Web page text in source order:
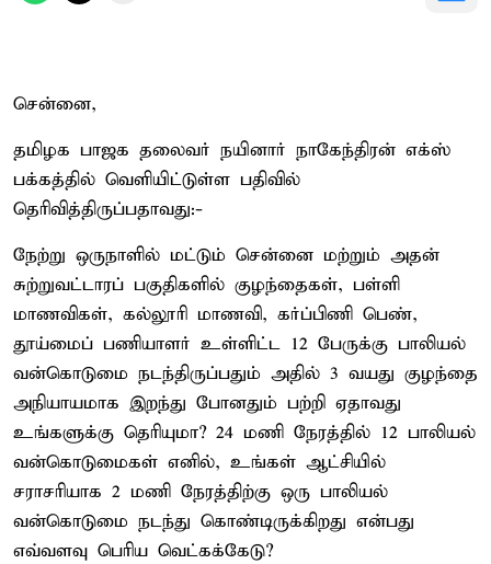
சென்னை,
தமிழக பாஜக தலைவர் நயினார் நாகேந்திரன் எக்ஸ்
பக்கத்தில் வெளியிட்டுள்ள பதிவில்
தெரிவித்திருப்பதாவது:-
நேற்று ஒருநாளில் மட்டும் சென்னை மற்றும் அதன்
சுற்றுவட்டாரப் பகுதிகளில் குழந்தைகள், பள்ளி
மாணவிகள், கல்லூரி மாணவி, கர்ப்பிணி பெண்,
தூய்மைப் பணியாளர் உள்ளிட்ட 12 பேருக்கு பாலியல்
வன்கொடுமை நடந்திருப்பதும் அதில் 3 வயது குழந்தை
அநியாயமாக இறந்து போனதும் பற்றி ஏதாவது
உங்களுக்கு தெரியுமா? 24 மணி நேரத்தில் 12 பாலியல்
வன்கொடுமைகள் எனில், உங்கள் ஆட்சியில்
சராசரியாக 2 மணி நேரத்திற்கு ஒரு பாலியல்
வன்கொடுமை நடந்து கொண்டிருக்கிறது என்பது
எவ்வளவு பெரிய வெட்கக்கேடு?